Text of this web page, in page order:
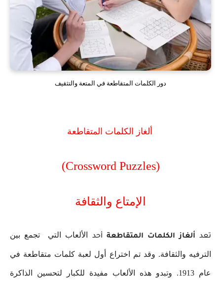
دور الكلمات المتقاطعة في المتعة والتثقيف
ألغاز الكلمات المتقاطعة
(Crossword Puzzles)
الإمتاع والثقافة
تعد ألغاز الكلمات المتقاطعة أحد الألعاب التي تجمع بين
الترفيه والثقافة. وقد تم اختراع أول لعبة كلمات متقاطعة في
عام 1913. وتبدو هذه الألعاب مفيدة للكبار لتحسين الذاكرة